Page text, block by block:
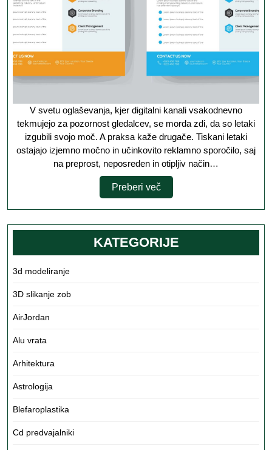
V svetu oglaševanja, kjer digitalni kanali vsakodnevno
tekmujejo za pozornost gledalcev, se morda zdi, da so letaki
izgubili svojo moč. A praksa kaže drugače. Tiskani letaki
ostajajo izjemno močno in učinkovito reklamno sporočilo, saj
na preprost, neposreden in otipljiv način…
Preberi večPreberi
več
KATEGORIJE
3d modeliranje
3D slikanje zob
AirJordan
Alu vrata
Arhitektura
Astrologija
Blefaroplastika
Cd predvajalniki